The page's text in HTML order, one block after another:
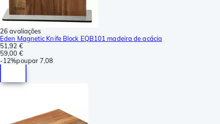
26 avaliações
Eden Magnetic Knife Block EQB101 madeira de acácia
51,92 €
59,00 €
-12%poupar7,08